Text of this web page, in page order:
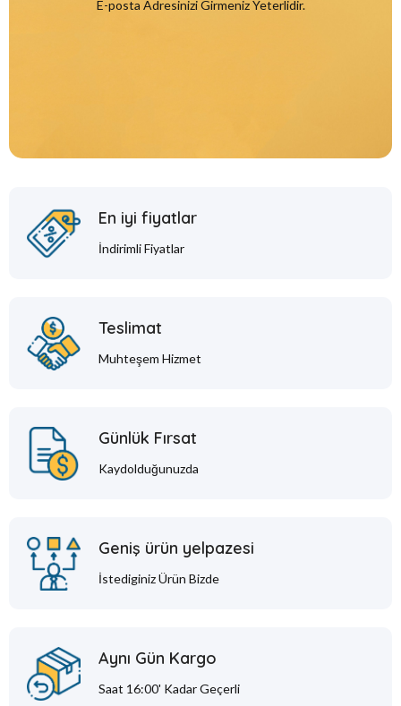
E-posta Adresinizi Girmeniz Yeterlidir.
En iyi fiyatlar
İndirimli Fiyatlar
Teslimat
Muhteşem Hizmet
Günlük Fırsat
Kaydolduğunuzda
Geniş ürün yelpazesi
İstediginiz Ürün Bizde
Aynı Gün Kargo
Saat 16:00' Kadar Geçerli